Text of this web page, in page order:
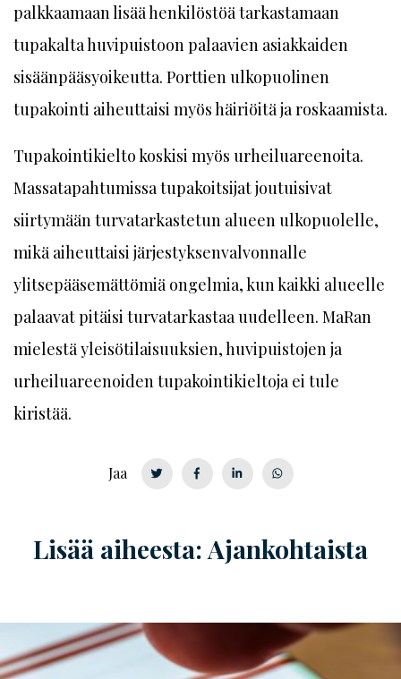
palkkaamaan lisää henkilöstöä tarkastamaan
tupakalta huvipuistoon palaavien asiakkaiden
sisäänpääsyoikeutta. Porttien ulkopuolinen
tupakointi aiheuttaisi myös häiriöitä ja roskaamista.
Tupakointikielto koskisi myös urheiluareenoita.
Massatapahtumissa tupakoitsijat joutuisivat
siirtymään turvatarkastetun alueen ulkopuolelle,
mikä aiheuttaisi järjestyksenvalvonnalle
ylitsepääsemättömiä ongelmia, kun kaikki alueelle
palaavat pitäisi turvatarkastaa uudelleen. MaRan
mielestä yleisötilaisuuksien, huvipuistojen ja
urheiluareenoiden tupakointikieltoja ei tule
kiristää.
Jaa
Lisää aiheesta: Ajankohtaista